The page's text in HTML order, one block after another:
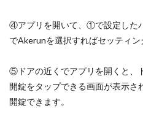
④アプリを開いて、①で設定した
でAkerunを選択すればセッティン
⑤ドアの近くでアプリを開くと、
開錠をタップできる画面が表示さ
開錠できます。